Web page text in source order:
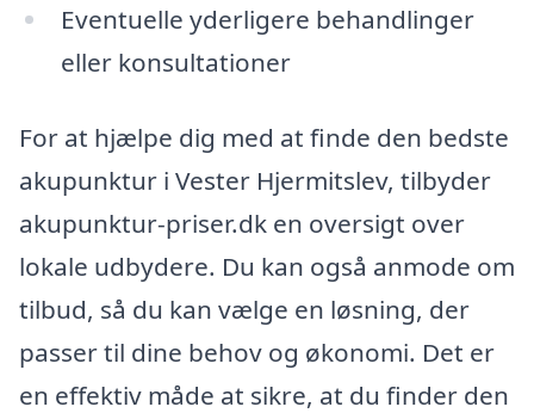
Eventuelle yderligere behandlinger
eller konsultationer
For at hjælpe dig med at finde den bedste
akupunktur i Vester Hjermitslev, tilbyder
akupunktur-priser.dk en oversigt over
lokale udbydere. Du kan også anmode om
tilbud, så du kan vælge en løsning, der
passer til dine behov og økonomi. Det er
en effektiv måde at sikre, at du finder den